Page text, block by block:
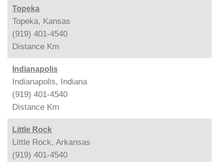
Topeka
Topeka, Kansas
(919) 401-4540
Distance Km
Indianapolis
Indianapolis, Indiana
(919) 401-4540
Distance Km
Little Rock
Little Rock, Arkansas
(919) 401-4540